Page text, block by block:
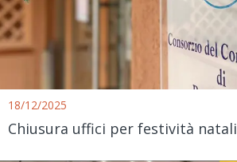
18/12/2025
Chiusura uffici per festività